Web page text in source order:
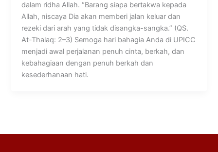
dalam ridha Allah. “Barang siapa bertakwa kepada
Allah, niscaya Dia akan memberi jalan keluar dan
rezeki dari arah yang tidak disangka-sangka.” (QS.
At-Thalaq: 2–3) Semoga hari bahagia Anda di UPICC
menjadi awal perjalanan penuh cinta, berkah, dan
kebahagiaan dengan penuh berkah dan
kesederhanaan hati.